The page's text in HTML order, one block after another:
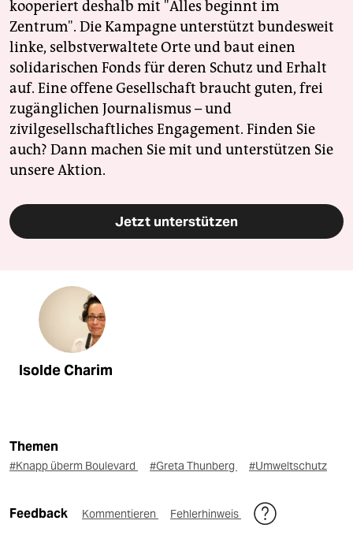
kooperiert deshalb mit "Alles beginnt im
Zentrum". Die Kampagne unterstützt bundesweit
linke, selbstverwaltete Orte und baut einen
solidarischen Fonds für deren Schutz und Erhalt
auf. Eine offene Gesellschaft braucht guten, frei
zugänglichen Journalismus – und
zivilgesellschaftliches Engagement. Finden Sie
auch? Dann machen Sie mit und unterstützen Sie
unsere Aktion.
Jetzt unterstützen
Isolde Charim
Themen
#Knapp überm Boulevard #Greta Thunberg #Umweltschutz
Feedback Kommentieren Fehlerhinweis